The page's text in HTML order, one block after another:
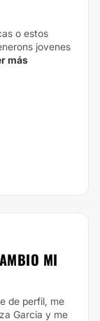
o estos
jovenes
más
MI
de perfil, me
Garcia y me